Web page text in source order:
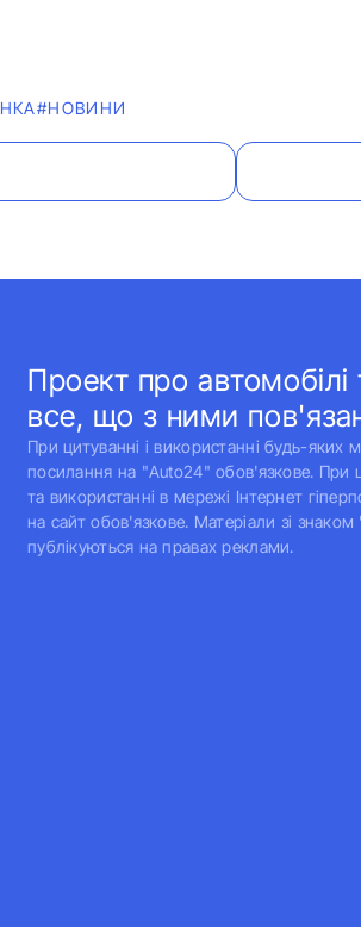
#НОВИНИ
Проект про автомобілі
все, що з ними
При цитуванні і використанні будь-яких
посилання на "Auto24" обов'язкове. При
та використанні в мережі Інтернет
на сайт обов'язкове. Матеріали зі
публікуються на правах реклами.